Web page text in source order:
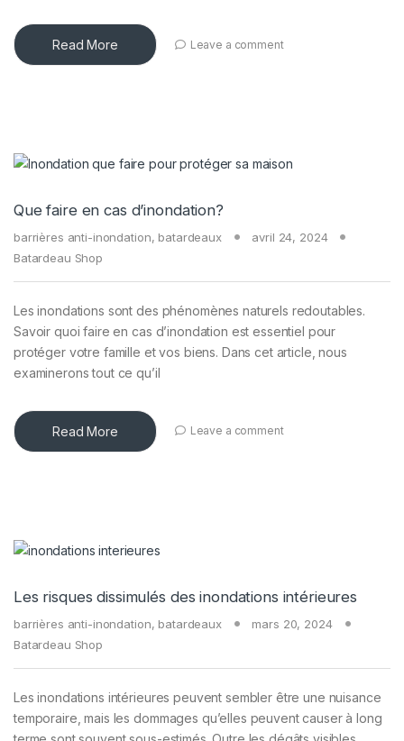
Read More Leave a comment
Que faire en cas d’inondation?
barrières anti-inondation, batardeaux
avril 24, 2024
Batardeau Shop
Les inondations sont des phénomènes naturels redoutables.
Savoir quoi faire en cas d’inondation est essentiel pour
protéger votre famille et vos biens. Dans cet article, nous
examinerons tout ce qu’il
Read More Leave a comment
Les risques dissimulés des inondations intérieures
barrières anti-inondation, batardeaux
mars 20, 2024
Batardeau Shop
Les inondations intérieures peuvent sembler être une nuisance
temporaire, mais les dommages qu’elles peuvent causer à long